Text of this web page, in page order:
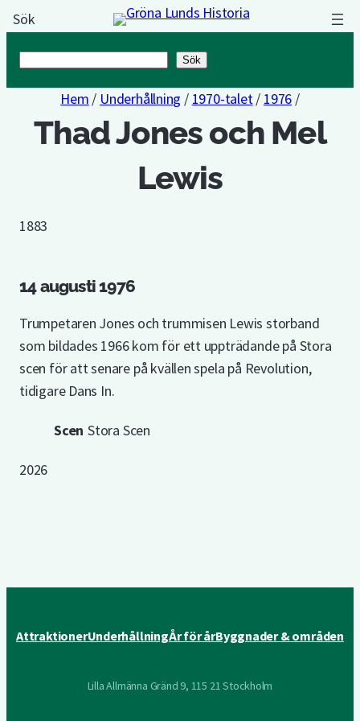
Sök
Sök
Hem / Underhållning / 1970-talet/ 1976 /
Thad Jones och Mel
Lewis
1883
14 augusti 1976
Trumpetaren Jones och trummisen Lewis storband
som bildades 1966 kom för ett uppträdande på Stora
scen för att senare på kvällen spela på Revolution,
tidigare Dans In.
Scen Stora Scen
2026
AttraktionerUnderhållningÅr för årByggnader & områden
Lilla Allmänna Gränd 9, 115 21 Stockholm